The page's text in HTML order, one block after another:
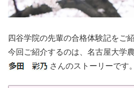
四谷学院の先輩の合格体験記をご
今回ご紹介するのは、名古屋大学
さんのストーリーです。